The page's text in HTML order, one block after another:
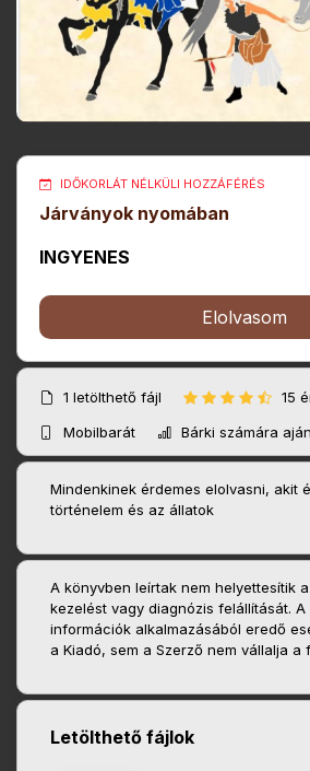
IDŐKORLÁT NÉLKÜLI HOZZÁFÉRÉS
Járványok nyomában
INGYENES
Elolvasom
1 letölthető fájl
15
Mobilbarát
Bárki számára
Mindenkinek érdemes elolvasni, akit
történelem és az állatok
A könyvben leírtak nem helyettesítik
kezelést vagy diagnózis felállítását.
információk alkalmazásából eredő
a Kiadó, sem a Szerző nem vállalja a
Letölthető fájlok